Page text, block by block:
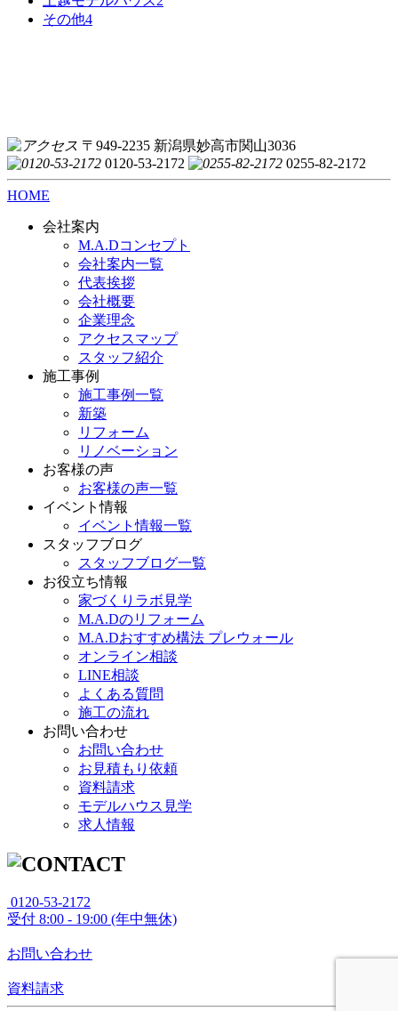
その他4
〒949-2235 新潟県妙高市関山3036
0120-53-2172
0255-82-2172
HOME
会社案内
M.A.Dコンセプト
会社案内一覧
代表挨拶
会社概要
企業理念
アクセスマップ
スタッフ紹介
施工事例
施工事例一覧
新築
リフォーム
リノベーション
お客様の声
お客様の声一覧
イベント情報
イベント情報一覧
スタッフブログ
スタッフブログ一覧
お役立ち情報
家づくりラボ見学
M.A.Dのリフォーム
M.A.Dおすすめ構法 プレウォール
オンライン相談
LINE相談
よくある質問
施工の流れ
お問い合わせ
お問い合わせ
お見積もり依頼
資料請求
モデルハウス見学
求人情報
0120-53-2172
受付 8:00 - 19:00 (年中無休)
お問い合わせ
資料請求